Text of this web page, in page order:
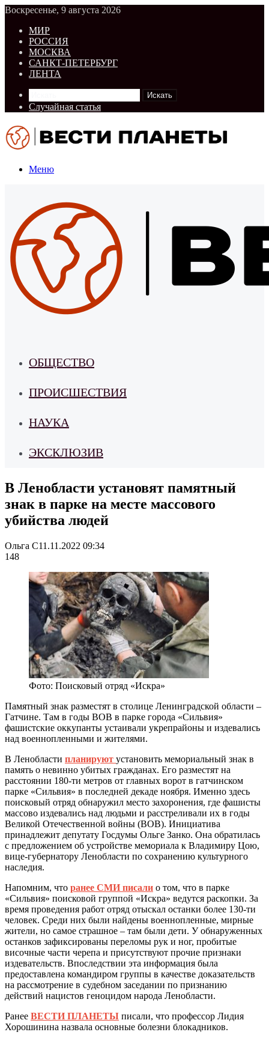
Воскресенье, 9 августа 2026
МИР
РОССИЯ
МОСКВА
САНКТ-ПЕТЕРБУРГ
ЛЕНТА
Искать
Случайная статья
Меню
ОБЩЕСТВО
ПРОИСШЕСТВИЯ
НАУКА
ЭКСКЛЮЗИВ
В Ленобласти установят памятный
знак в парке на месте массового
убийства людей
Ольга С11.11.2022 09:34
148
Фото: Поисковый отряд «Искра»
Памятный знак разместят в столице Ленинградской области –
Гатчине. Там в годы ВОВ в парке города «Сильвия»
фашистские оккупанты устаивали укрепрайоны и издевались
над военнопленными и жителями.
В Ленобласти планируют установить мемориальный знак в
память о невинно убитых гражданах. Его разместят на
расстоянии 180-ти метров от главных ворот в гатчинском
парке «Сильвия» в последней декаде ноября. Именно здесь
поисковый отряд обнаружил место захоронения, где фашисты
массово издевались над людьми и расстреливали их в годы
Великой Отечественной войны (ВОВ). Инициатива
принадлежит депутату Госдумы Ольге Занко. Она обратилась
с предложением об устройстве мемориала к Владимиру Цою,
вице-губернатору Ленобласти по сохранению культурного
наследия.
Напомним, что ранее СМИ писали о том, что в парке
«Сильвия» поисковой группой «Искра» ведутся раскопки. За
время проведения работ отряд отыскал останки более 130-ти
человек. Среди них были найдены военнопленные, мирные
жители, но самое страшное – там были дети. У обнаруженных
останков зафиксированы переломы рук и ног, пробитые
височные части черепа и присутствуют прочие признаки
издевательств. Впоследствии эта информация была
предоставлена командиром группы в качестве доказательств
на рассмотрение в судебном заседании по признанию
действий нацистов геноцидом народа Ленобласти.
Ранее ВЕСТИ ПЛАНЕТЫ писали, что профессор Лидия
Хорошинина назвала основные болезни блокадников.